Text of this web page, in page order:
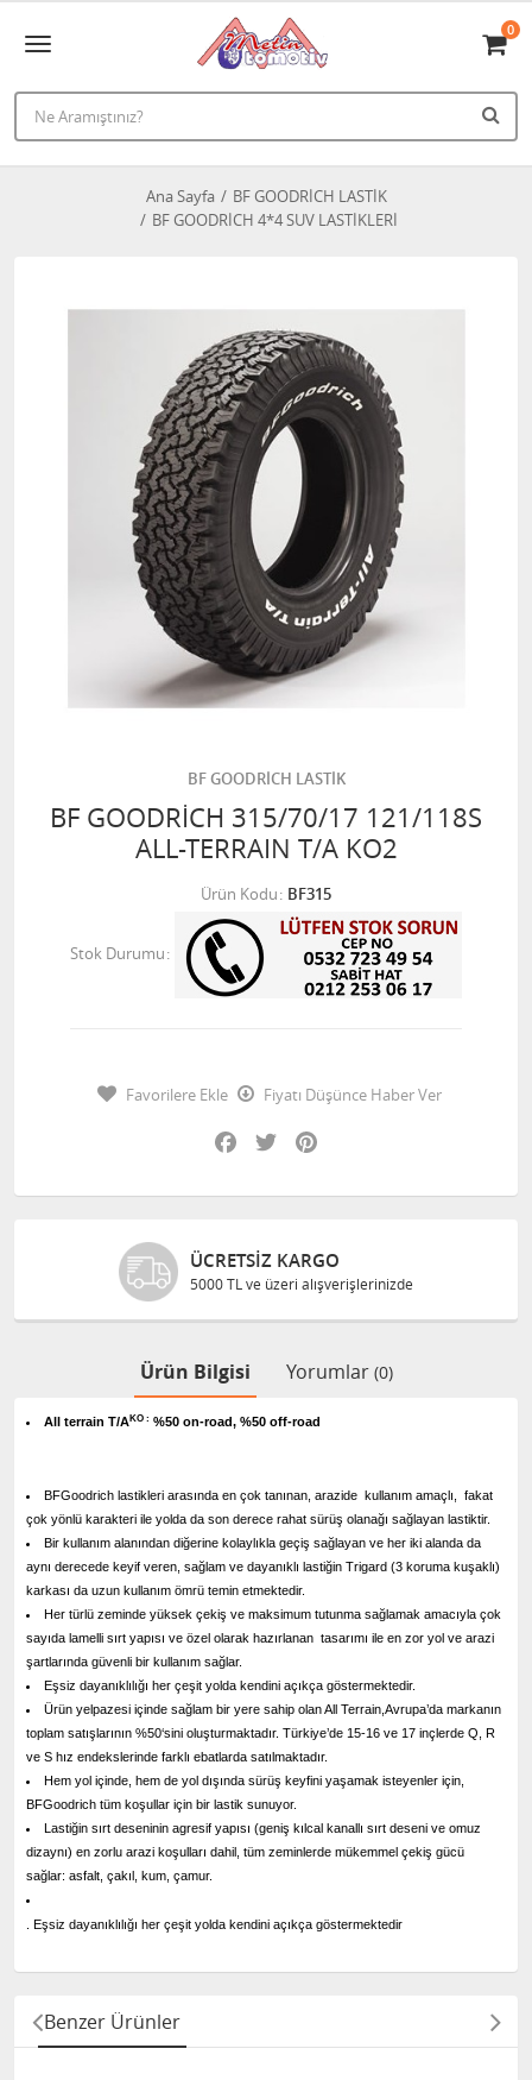
0
Ana Sayfa
BF GOODRİCH LASTİK
BF GOODRİCH 4*4 SUV LASTİKLERİ
BF GOODRİCH LASTİK
BF GOODRİCH 315/70/17 121/118S
ALL-TERRAIN T/A KO2
Ürün Kodu BF315
Stok Durumu
Favorilere Ekle
Fiyatı Düşünce Haber Ver
Facebook
Twitter
ÜCRETSIZ KARGO
5000 TL ve üzeri alışverişlerinizde
Ürün Bilgisi Yorumlar (0)
All terrain T/AKO : %50 on-road, %50 off-road
BFGoodrich lastikleri arasında en çok tanınan, arazide kullanım amaçlı, fakat
çok yönlü karakteri ile yolda da son derece rahat sürüş olanağı sağlayan lastiktir.
Bir kullanım alanından diğerine kolaylıkla geçiş sağlayan ve her iki alanda da
aynı derecede keyif veren, sağlam ve dayanıklı lastiğin Trigard (3 koruma kuşaklı)
karkası da uzun kullanım ömrü temin etmektedir.
Her türlü zeminde yüksek çekiş ve maksimum tutunma sağlamak amacıyla çok
sayıda lamelli sırt yapısı ve özel olarak hazırlanan tasarımı ile en zor yol ve arazi
şartlarında güvenli bir kullanım sağlar.
Eşsiz dayanıklılığı her çeşit yolda kendini açıkça göstermektedir.
Ürün yelpazesi içinde sağlam bir yere sahip olan All Terrain,Avrupa’da markanın
toplam satışlarının %50‘sini oluşturmaktadır. Türkiye’de 15-16 ve 17 inçlerde Q, R
ve S hız endekslerinde farklı ebatlarda satılmaktadır.
Hem yol içinde, hem de yol dışında sürüş keyfini yaşamak isteyenler için,
BFGoodrich tüm koşullar için bir lastik sunuyor.
Lastiğin sırt deseninin agresif yapısı (geniş kılcal kanallı sırt deseni ve omuz
dizaynı) en zorlu arazi koşulları dahil, tüm zeminlerde mükemmel çekiş gücü
sağlar: asfalt, çakıl, kum, çamur.
. Eşsiz dayanıklılığı her çeşit yolda kendini açıkça göstermektedir
Benzer Ürünler